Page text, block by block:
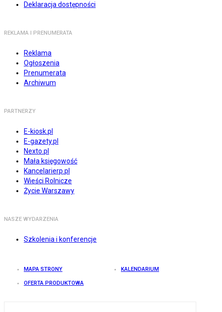
Deklaracja dostępności
REKLAMA I PRENUMERATA
Reklama
Ogłoszenia
Prenumerata
Archiwum
PARTNERZY
E-kiosk.pl
E-gazety.pl
Nexto.pl
Mała księgowość
Kancelarierp.pl
Wieści Rolnicze
Życie Warszawy
NASZE WYDARZENIA
Szkolenia i konferencje
MAPA STRONY KALENDARIUM
OFERTA PRODUKTOWA